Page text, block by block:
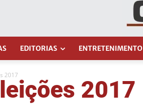
EDITORIAS ENTRETENIMENTO
2017
2017